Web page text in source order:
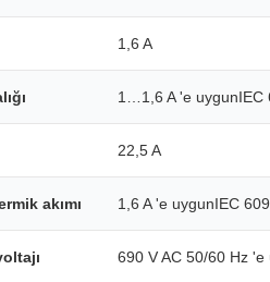
1,6 A
1…1,6 A 'e uygunIEC
22,5 A
akımı 1,6 A 'e uygunIEC
690 V AC 50/60 Hz